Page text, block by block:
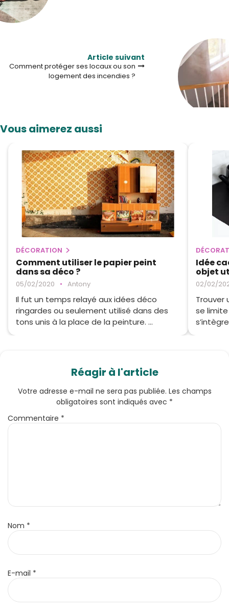
Article suivant
Comment protéger ses locaux ou son
logement des incendies ?
Vous aimerez aussi
DÉCORATION
Comment utiliser le papier peint
dans sa déco ?
05/02/2020 • Antony
Il fut un temps relayé aux idées déco
ringardes ou seulement utilisé dans des
tons unis à la place de la peinture. ...
Idée
objet
02/02/
Trouver
se limite
Réagir à l'article
Votre adresse e-mail ne sera pas publiée. Les champs
obligatoires sont indiqués avec *
Commentaire *
Nom *
E-mail *